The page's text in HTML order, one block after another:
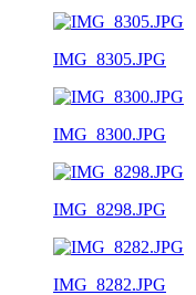
IMG_8305.JPG
IMG_8300.JPG
IMG_8298.JPG
IMG_8282.JPG